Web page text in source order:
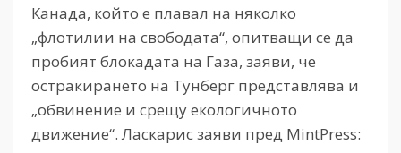
Канада, който е плавал на няколко
„флотилии на свободата“, опитващи се да
пробият блокадата на Газа, заяви, че
остракирането на Тунберг представлява и
„обвинение и срещу екологичното
движение“. Ласкарис заяви пред MintPress: